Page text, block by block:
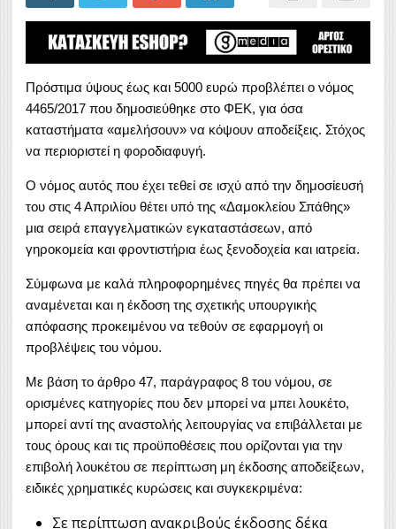
Πρόστιμα ύψους έως και 5000 ευρώ προβλέπει ο νόμος
4465/2017 που δημοσιεύθηκε στο ΦΕΚ, για όσα
καταστήματα «αμελήσουν» να κόψουν αποδείξεις. Στόχος
να περιοριστεί η φοροδιαφυγή.
Ο νόμος αυτός που έχει τεθεί σε ισχύ από την δημοσίευσή
του στις 4 Απριλίου θέτει υπό της «Δαμοκλείου Σπάθης»
μια σειρά επαγγελματικών εγκαταστάσεων, από
γηροκομεία και φροντιστήρια έως ξενοδοχεία και ιατρεία.
Σύμφωνα με καλά πληροφορημένες πηγές θα πρέπει να
αναμένεται και η έκδοση της σχετικής υπουργικής
απόφασης προκειμένου να τεθούν σε εφαρμογή οι
προβλέψεις του νόμου.
Με βάση το άρθρο 47, παράγραφος 8 του νόμου, σε
ορισμένες κατηγορίες που δεν μπορεί να μπει λουκέτο,
μπορεί αντί της αναστολής λειτουργίας να επιβάλλεται με
τους όρους και τις προϋποθέσεις που ορίζονται για την
επιβολή λουκέτου σε περίπτωση μη έκδοσης αποδείξεων,
ειδικές χρηματικές κυρώσεις και συγκεκριμένα:
Σε περίπτωση ανακριβούς έκδοσης δέκα